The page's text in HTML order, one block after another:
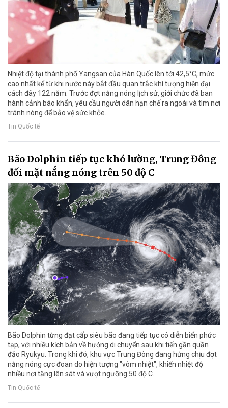
Nhiệt độ tại thành phố Yangsan của Hàn Quốc lên tới 42,5°C, mức
cao nhất kể từ khi nước này bắt đầu quan trắc khí tượng hiện đại
cách đây 122 năm. Trước đợt nắng nóng lịch sử, giới chức đã ban
hành cảnh báo khẩn, yêu cầu người dân hạn chế ra ngoài và tìm nơi
tránh nóng để bảo vệ sức khỏe.
Tin Quốc tế
Bão Dolphin tiếp tục khó lường, Trung Đông
đối mặt nắng nóng trên 50 độ C
Bão Dolphin từng đạt cấp siêu bão đang tiếp tục có diễn biến phức
tạp, với nhiều kịch bản về hướng di chuyển sau khi tiến gần quần
đảo Ryukyu. Trong khi đó, khu vực Trung Đông đang hứng chịu đợt
nắng nóng cực đoan do hiện tượng "vòm nhiệt", khiến nhiệt độ
nhiều nơi tăng lên sát và vượt ngưỡng 50 độ C.
Tin Quốc tế